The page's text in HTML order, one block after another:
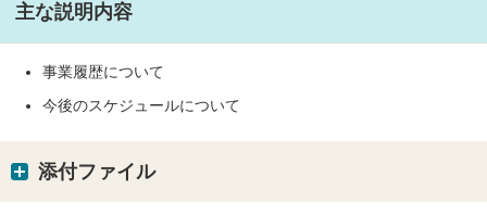
主な説明内容
事業履歴について
今後のスケジュールについて
添付ファイル